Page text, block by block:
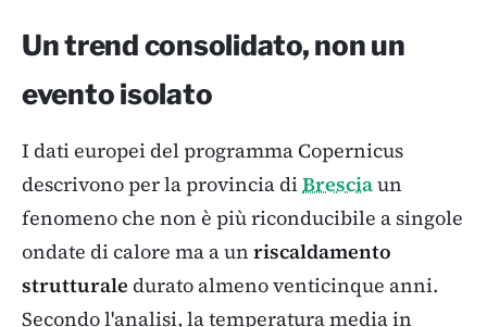
Un trend consolidato, non un
evento isolato
I dati europei del programma Copernicus
descrivono per la provincia diBresciaun
fenomeno che non è più riconducibile a singole
ondate di calore ma a un riscaldamento
strutturale durato almeno venticinque anni.
Secondo l'analisi, la temperatura media in